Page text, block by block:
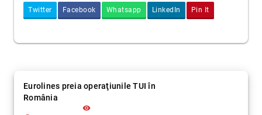
Twitter Facebook Whatsapp LinkedIn Pin It
Eurolines preia operaţiunile TUI în
România
visibility